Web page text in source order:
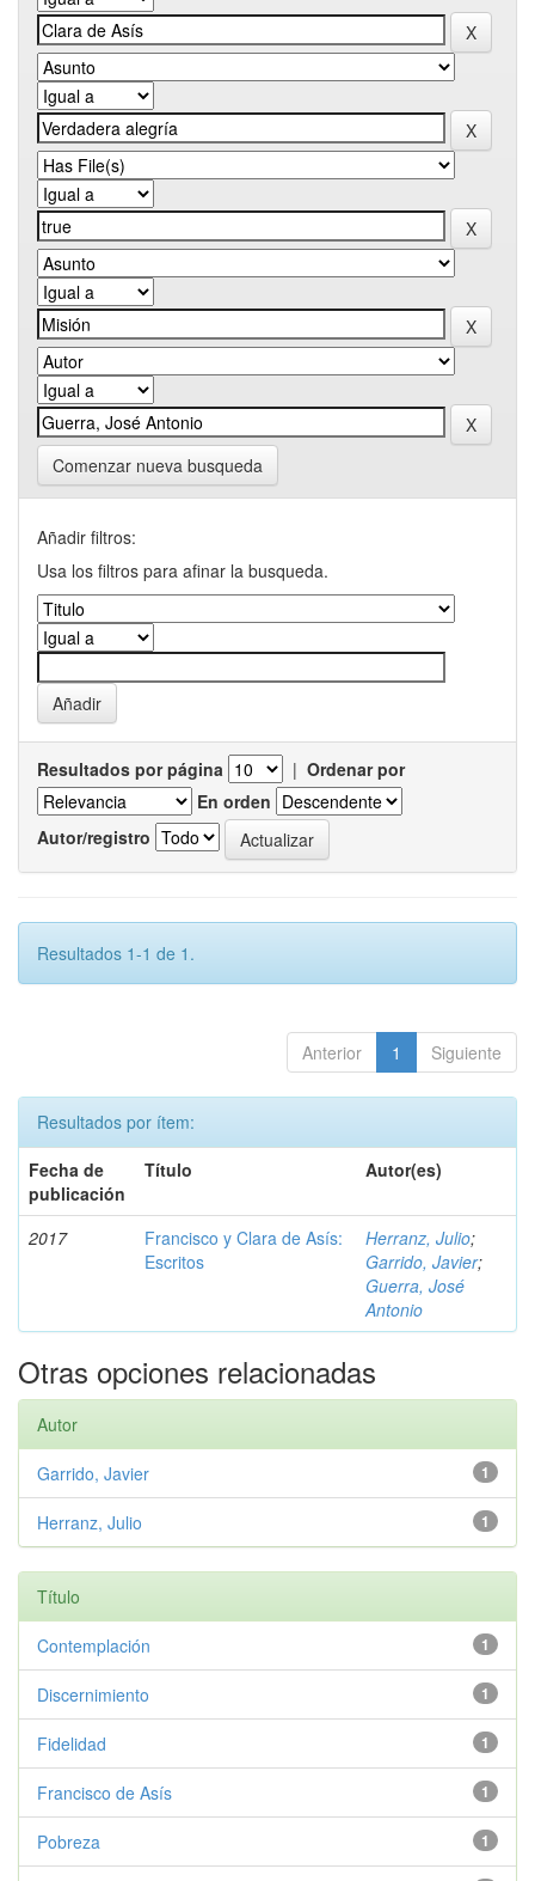
Comenzar nueva busqueda
Añadir filtros:
Usa los filtros para afinar la busqueda.
Resultados por página | Ordenar por
En orden
Autor/registro
Resultados 1-1 de 1.
Anterior 1 Siguiente
Resultados por ítem:
Fecha de
publicación
Título Autor(es)
2017
Francisco y Clara de Asís:
Escritos
Herranz, Julio;
Garrido, Javier;
Guerra, José
Antonio
Otras opciones relacionadas
Autor
1
Garrido, Javier
1
Herranz, Julio
Título
1
Contemplación
1
Discernimiento
1
Fidelidad
1
Francisco de Asís
1
Pobreza